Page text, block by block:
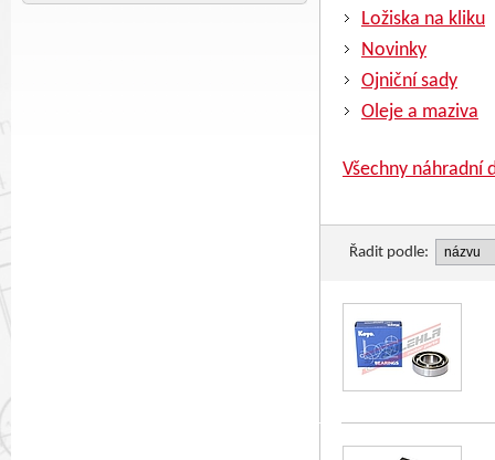
Ložiska na kliku
Novinky
Ojniční sady
Oleje a maziva
Všechny náhradní
Řadit podle: